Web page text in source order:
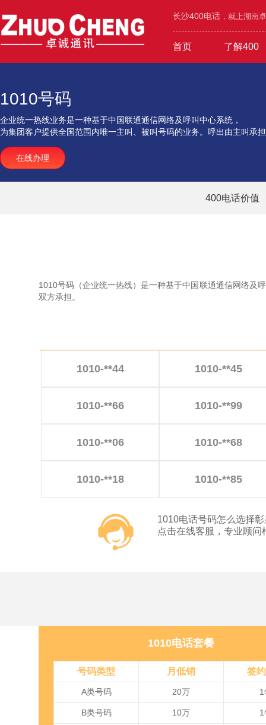
长沙400电话，就上湖南
首页 了解400
1010号码
企业统一热线业务是一种基于中国联通通信网络及呼叫中心系统，
为集团客户提供全国范围内唯一主叫、被叫号码的业务。呼出由主叫承
在线办理
400电话价值
1010号码（企业统一热线）是一种基于中国联通通信网络及
双方承担。
1010-**44 1010-**45
1010-**66 1010-**99
1010-**06 1010-**68
1010-**18 1010-**85
1010电话号码怎么选择
点击在线客服，专业顾
1010电话套餐
号码类型 月低销 签
A类号码 20万 1
B类号码 10万 1